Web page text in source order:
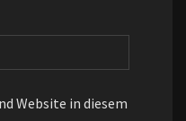
Website in diesem